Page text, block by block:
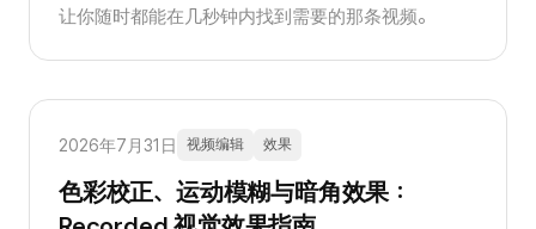
让你随时都能在几秒钟内找到需要的那条视频。
2026年7月31日 视频编辑 效果
色彩校正、运动模糊与暗角效果：